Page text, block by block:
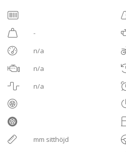
-
n/a
n/a
n/a
mm sitthöjd